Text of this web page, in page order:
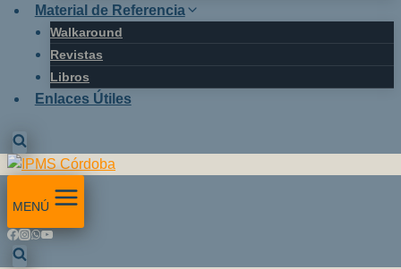
Material de Referencia
Walkaround
Revistas
Libros
Enlaces Útiles
MENÚ